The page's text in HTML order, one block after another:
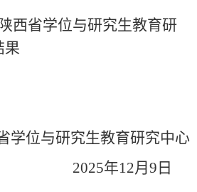
西省学位与研究生教育研
果
学位与研究生教育研究中心
2025年12月9日